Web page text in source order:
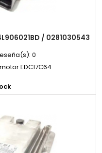
/ 0281030543
0
EDC17C64